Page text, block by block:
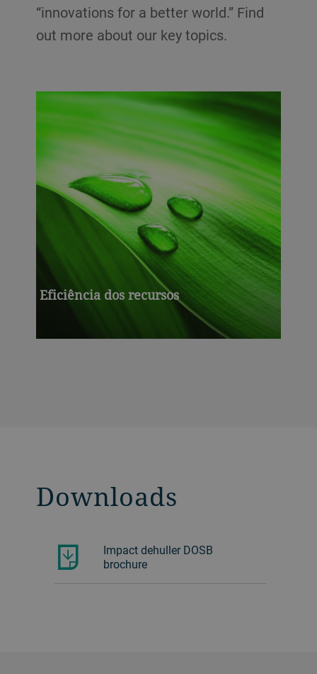
“innovations for a better world.” Find
out more about our key topics.
Eficiência dos recursos
Downloads
Impact dehuller DOSB
brochure